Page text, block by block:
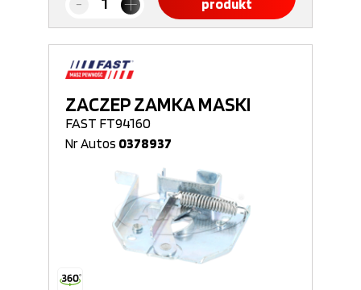
produkt
ZACZEP ZAMKA MASKI
FAST FT94160
Nr Autos 0378937